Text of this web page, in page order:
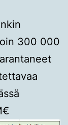
300 000